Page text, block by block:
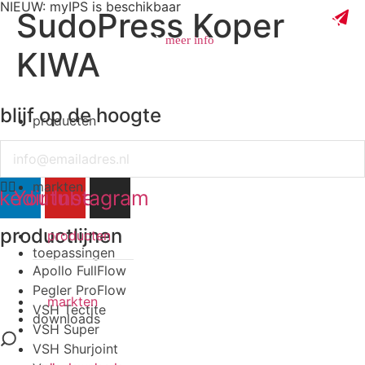
NIEUW: myIPS is beschikbaar
meer info
producten
markten
toepassingen
downloads
producten
markten
SudoPress Koper
KIWA
blijf op de hoogte
YoutubeInstagram
productlijnen
Apollo FullFlow
Pegler ProFlow
VSH Tectite
VSH Super
VSH Shurjoint